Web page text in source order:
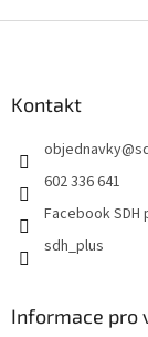
Kontakt
objednavky@
602 336 641
Facebook SDH
sdh_plus
Informace pro